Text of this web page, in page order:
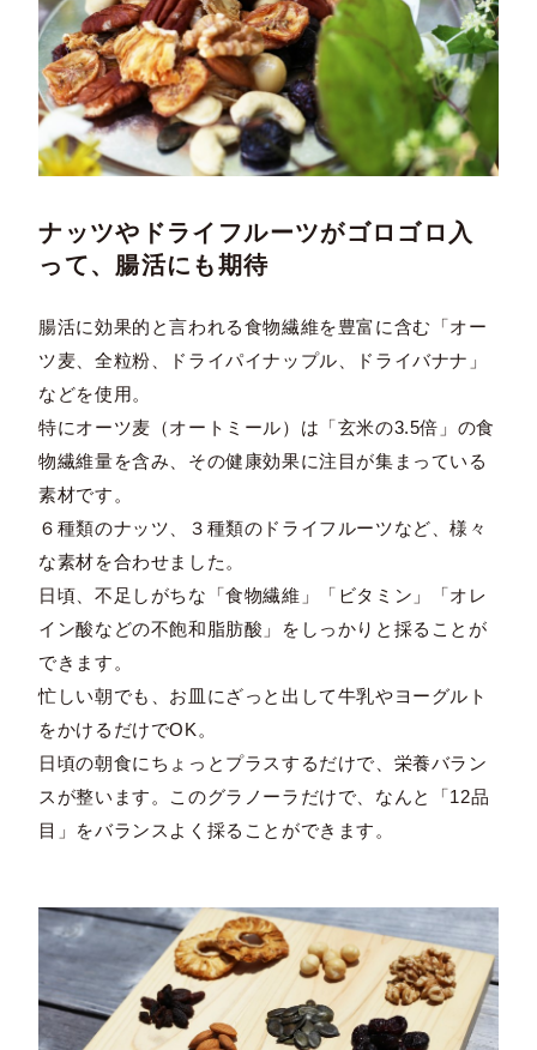
ナッツやドライフルーツがゴロゴロ入
って、腸活にも期待
腸活に効果的と言われる食物繊維を豊富に含む「オー
ツ麦、全粒粉、ドライパイナップル、ドライバナナ」
などを使用。
特にオーツ麦（オートミール）は「玄米の3.5倍」の食
物繊維量を含み、その健康効果に注目が集まっている
素材です。
６種類のナッツ、３種類のドライフルーツなど、様々
な素材を合わせました。
日頃、不足しがちな「食物繊維」「ビタミン」「オレ
イン酸などの不飽和脂肪酸」をしっかりと採ることが
できます。
忙しい朝でも、お皿にざっと出して牛乳やヨーグルト
をかけるだけでOK。
日頃の朝食にちょっとプラスするだけで、栄養バラン
スが整います。このグラノーラだけで、なんと「12品
目」をバランスよく採ることができます。